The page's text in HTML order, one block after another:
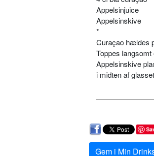
Appelsinjuice
Appelsinskive
*
Curaçao hældes
Toppes
Appelsinskive
i midten af
Gem i Min